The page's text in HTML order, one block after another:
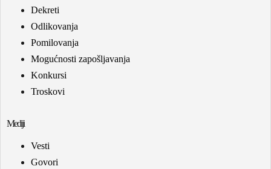
Dekreti
Odlikovanja
Pomilovanja
Mogućnosti zapošljavanja
Konkursi
Troskovi
Mediji
Vesti
Govori